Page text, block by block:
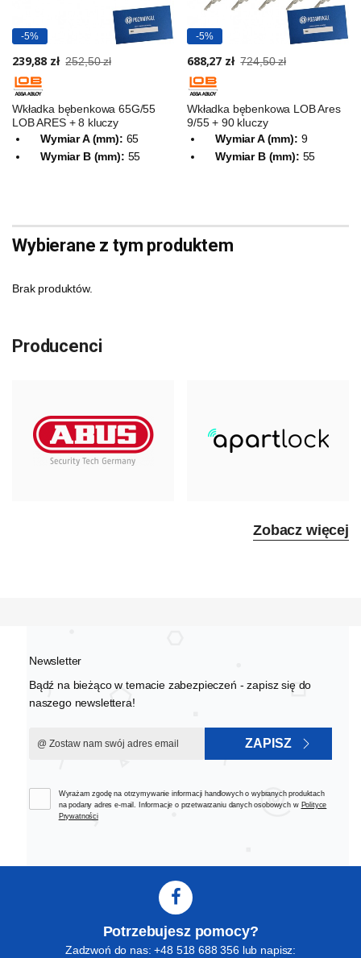
-5%
239,88 zł 252,50 zł
Wkładka bębenkowa 65G/55
LOB ARES + 8 kluczy
Wymiar A (mm): 65
Wymiar B (mm): 55
-5%
688,27 zł 724,50 zł
Wkładka bębenkowa LOB Ares
9/55 + 90 kluczy
Wymiar A (mm): 9
Wymiar B (mm): 55
Wybierane z tym produktem
Brak produktów.
Producenci
Zobacz więcej
Newsletter
Bądź na bieżąco w temacie zabezpieczeń - zapisz się do
naszego newslettera!
ZAPISZ
Wyrażam zgodę na otrzymywanie informacji handlowych o wybranych produktach
na podany adres e-mail. Informacje o przetwarzaniu danych osobowych w Polityce
Prywatności
Potrzebujesz pomocy?
Zadzwoń do nas: +48 518 688 356 lub napisz: